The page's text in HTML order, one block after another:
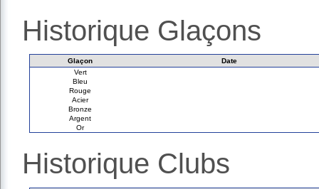
Historique Glaçons
Glaçon
Date
Vert
Bleu
Rouge
Acier
Bronze
Argent
Or
Historique Clubs